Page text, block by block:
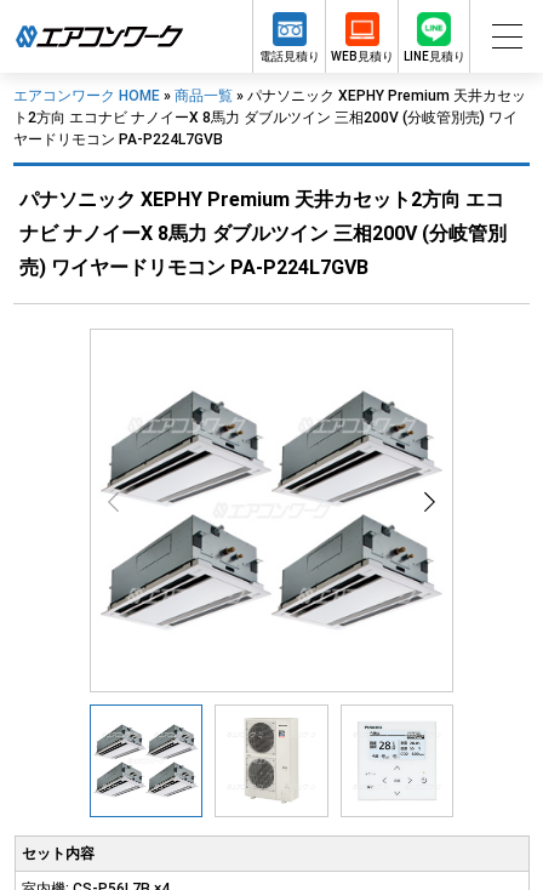
電話見積り WEB見積り LINE見積り
エアコンワーク HOME » 商品一覧 » パナソニック XEPHY Premium 天井カセッ
ト2方向 エコナビ ナノイーX 8馬力 ダブルツイン 三相200V (分岐管別売) ワイ
ヤードリモコン PA-P224L7GVB
パナソニック XEPHY Premium 天井カセット2方向 エコ
ナビ ナノイーX 8馬力 ダブルツイン 三相200V (分岐管別
売) ワイヤードリモコン PA-P224L7GVB
セット内容